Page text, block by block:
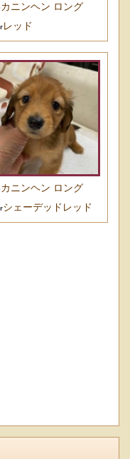
カニンヘン ロング
レッド
カニンヘン ロング
シェーデッドレッド